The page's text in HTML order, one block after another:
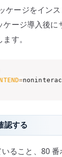
ケージをイン
ージ導入後に
す。
=
認する
ること、80